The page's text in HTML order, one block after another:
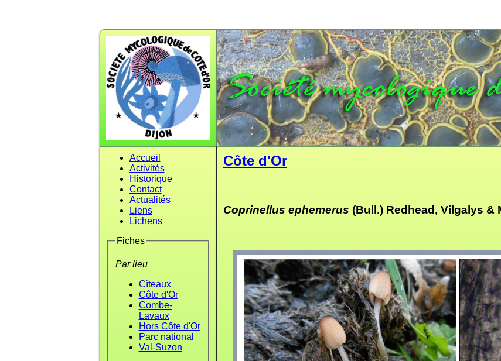
Accueil
Activités
Historique
Contact
Actualités
Liens
Lichens
Fiches
Par lieu
Cîteaux
Côte d'Or
Combe-
Lavaux
Hors Côte d'Or
Parc national
Val-Suzon
Côte d'Or
Coprinellus ephemerus (Bull.) Redhead, Vilgalys &